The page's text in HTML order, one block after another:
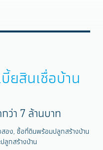
ยสินเชื่อบ้าน
ว่า 7 ล้านบาท
อง, ซื้อที่ดินพร้อมปลูกสร้างบ้าน
ลูกสร้างบ้าน